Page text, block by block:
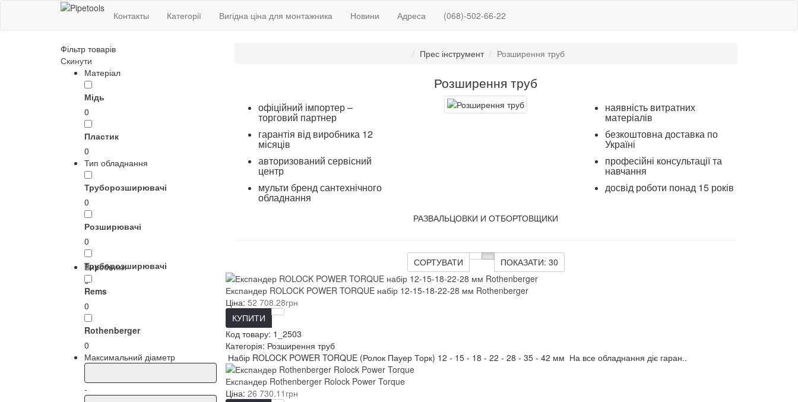
Контакты Категорії Вигідна ціна для монтажника Новини Адреса (068)-502-66-22
Фільтр товарів
Скинути
Матеріал
Мідь
0
Пластик
0
Тип обладнання
Труборозширювачі
0
Розширювачі
0
Труборозширювачі
0
Виробники
Rems
0
Rothenberger
0
Максимальний діаметр
-
Прес інструмент Розширення труб
Розширення труб
офіційний імпортер –
торговий партнер
гарантія від виробника 12
місяців
авторизований сервісний
центр
мульти бренд сантехнічного
обладнання
наявність витратних
матеріалів
безкоштовна доставка по
Україні
професійні консультації та
навчання
досвід роботи понад 15 років
РАЗВАЛЬЦОВКИ И ОТБОРТОВЩИКИ
СОРТУВАТИ ПОКАЗАТИ: 30
Експандер ROLOCK POWER TORQUE набір 12-15-18-22-28 мм Rothenberger
Ціна: 52 708.28грн
КУПИТИ
Код товару: 1_2503
Категорія: Розширення труб
Набір ROLOCK POWER TORQUE (Ролок Пауер Торк) 12 - 15 - 18 - 22 - 28 - 35 - 42 мм На все обладнання діє гаран..
Експандер Rothenberger Rolock Power Torque
Ціна: 26 730.11грн